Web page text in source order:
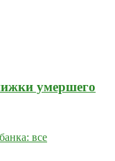
умершего